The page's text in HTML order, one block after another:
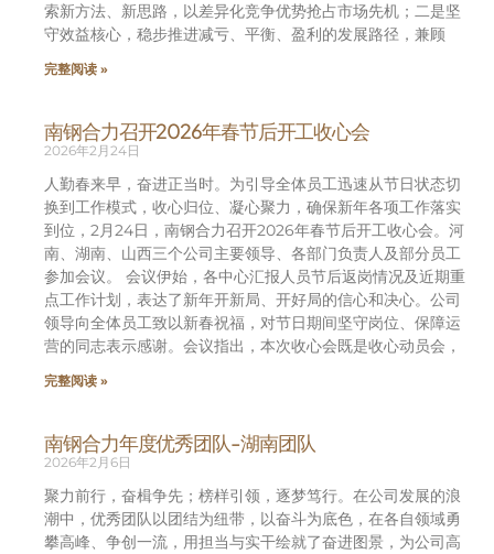
索新方法、新思路，以差异化竞争优势抢占市场先机；二是坚
守效益核心，稳步推进减亏、平衡、盈利的发展路径，兼顾
完整阅读 »
南钢合力召开2026年春节后开工收心会
2026年2月24日
人勤春来早，奋进正当时。为引导全体员工迅速从节日状态切
换到工作模式，收心归位、凝心聚力，确保新年各项工作落实
到位，2月24日，南钢合力召开2026年春节后开工收心会。河
南、湖南、山西三个公司主要领导、各部门负责人及部分员工
参加会议。 会议伊始，各中心汇报人员节后返岗情况及近期重
点工作计划，表达了新年开新局、开好局的信心和决心。公司
领导向全体员工致以新春祝福，对节日期间坚守岗位、保障运
营的同志表示感谢。会议指出，本次收心会既是收心动员会，
完整阅读 »
南钢合力年度优秀团队-湖南团队
2026年2月6日
聚力前行，奋楫争先；榜样引领，逐梦笃行。在公司发展的浪
潮中，优秀团队以团结为纽带，以奋斗为底色，在各自领域勇
攀高峰、争创一流，用担当与实干绘就了奋进图景，为公司高